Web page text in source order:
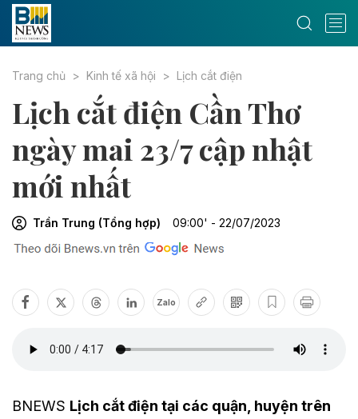
Trang chủ Kinh tế xã hội Lịch cắt điện
Lịch cắt điện Cần Thơ
ngày mai 23/7 cập nhật
mới nhất
Trần Trung (Tổng hợp) 09:00' - 22/07/2023
Zalo
BNEWS Lịch cắt điện tại các quận, huyện trên